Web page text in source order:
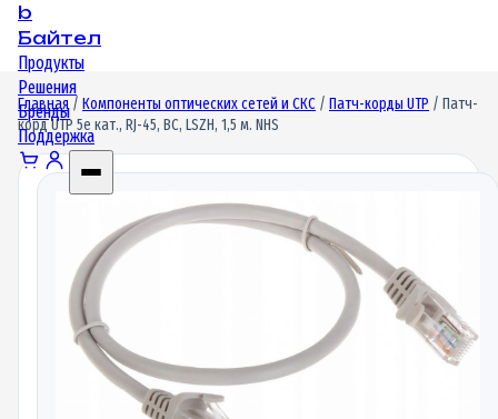
b
Байтел
Продукты
Решения
Бренды
Поддержка
Главная/ Компоненты оптических сетей и СКС / Патч-корды UTP / Патч-
корд UTP 5e кат., RJ-45, BC, LSZH, 1,5 м. NHS